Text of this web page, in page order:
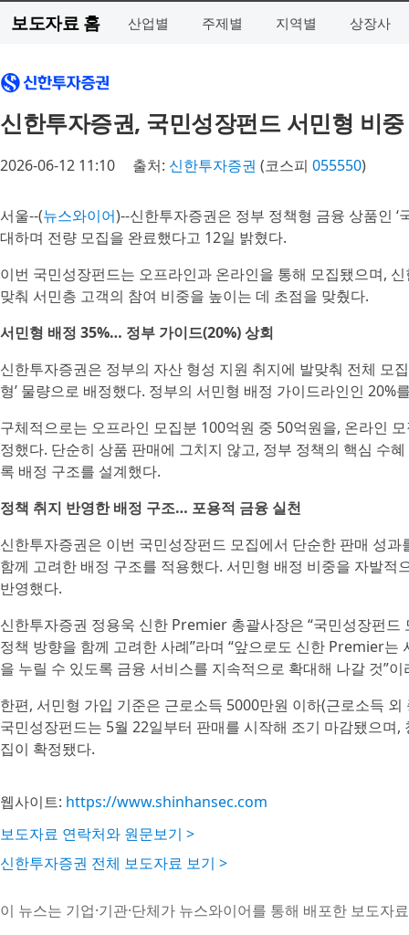
보도자료 홈 산업별 주제별 지역별 상장사
신한투자증권, 국민성장펀드 서민형 비
2026-06-12 11:10 출처: 신한투자증권 (코스피 055550)
서울--(뉴스와이어)--신한투자증권은 정부 정책형 금융 상품인
대하며 전량 모집을 완료했다고 12일 밝혔다.
이번 국민성장펀드는 오프라인과 온라인을 통해 모집됐으며,
맞춰 서민층 고객의 참여 비중을 높이는 데 초점을 맞췄다.
서민형 배정 35%… 정부 가이드(20%) 상회
신한투자증권은 정부의 자산 형성 지원 취지에 발맞춰 전체 모
형’ 물량으로 배정했다. 정부의 서민형 배정 가이드라인인 20%
구체적으로는 오프라인 모집분 100억원 중 50억원을, 온라인
정했다. 단순히 상품 판매에 그치지 않고, 정부 정책의 핵심 수
록 배정 구조를 설계했다.
정책 취지 반영한 배정 구조… 포용적 금융 실천
신한투자증권은 이번 국민성장펀드 모집에서 단순한 판매 성
함께 고려한 배정 구조를 적용했다. 서민형 배정 비중을 자발
반영했다.
신한투자증권 정용욱 신한 Premier 총괄사장은 “국민성장펀
정책 방향을 함께 고려한 사례”라며 “앞으로도 신한 Premier
을 누릴 수 있도록 금융 서비스를 지속적으로 확대해 나갈 것”
한편, 서민형 가입 기준은 근로소득 5000만원 이하(근로소득
국민성장펀드는 5월 22일부터 판매를 시작해 조기 마감됐으며
집이 확정됐다.
웹사이트: https://www.shinhansec.com
보도자료 연락처와 원문보기 >
신한투자증권 전체 보도자료 보기 >
이 뉴스는 기업·기관·단체가 뉴스와이어를 통해 배포한 보도자